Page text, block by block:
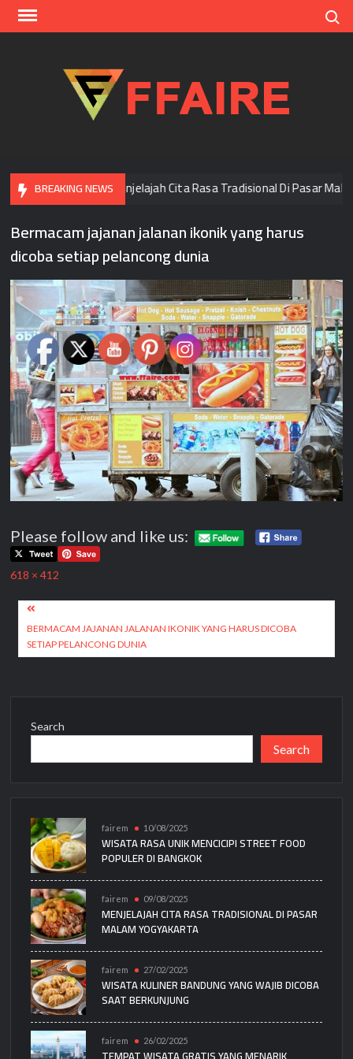
Skip
BREAKING NEWSMenjelajah Cita Rasa Tradisional Di Pasar
Bermacam jajanan jalanan ikonik yang harus
dicoba setiap pelancong dunia
Please follow and like us:
Full
618 × 412
Post
navigation
BERMACAM JAJANAN JALANAN IKONIK YANG HARUS DICOBA
SETIAP PELANCONG DUNIA
Search
Search
fairem 10/08/2025
WISATA RASA UNIK MENCICIPI STREET FOOD
POPULER DI BANGKOK
fairem 09/08/2025
MENJELAJAH CITA RASA TRADISIONAL DI PASAR
MALAM YOGYAKARTA
fairem 27/02/2025
WISATA KULINER BANDUNG YANG WAJIB DICOBA
SAAT BERKUNJUNG
fairem 26/02/2025